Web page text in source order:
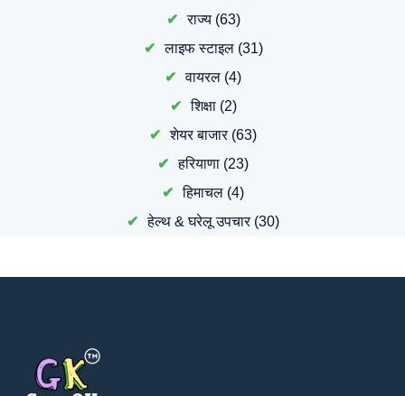
राज्य(63)
लाइफ स्टाइल(31)
वायरल (4)
शिक्षा(2)
शेयर बाजार(63)
हरियाणा (23)
हिमाचल (4)
हेल्थ & घरेलू उपचार(30)